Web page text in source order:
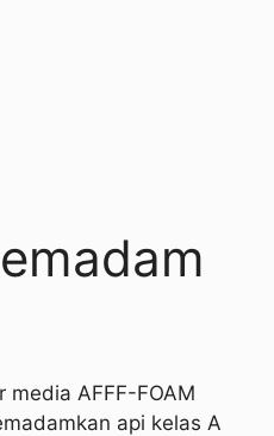
media AFFF-FOAM
api kelas A